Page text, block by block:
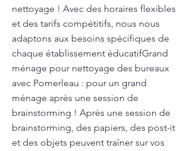
nettoyage ! Avec des horaires flexibles
et des tarifs compétitifs, nous nous
adaptons aux besoins spécifiques de
chaque établissement éducatifGrand
ménage pour nettoyage des bureaux
avec Pomerleau : pour un grand
ménage après une session de
brainstorming ! Après une session de
brainstorming, des papiers, des post-it
et des objets peuvent traîner sur vos